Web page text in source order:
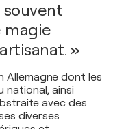
souvent
magie
»
Allemagne dont les
national, ainsi
avec des
diverses